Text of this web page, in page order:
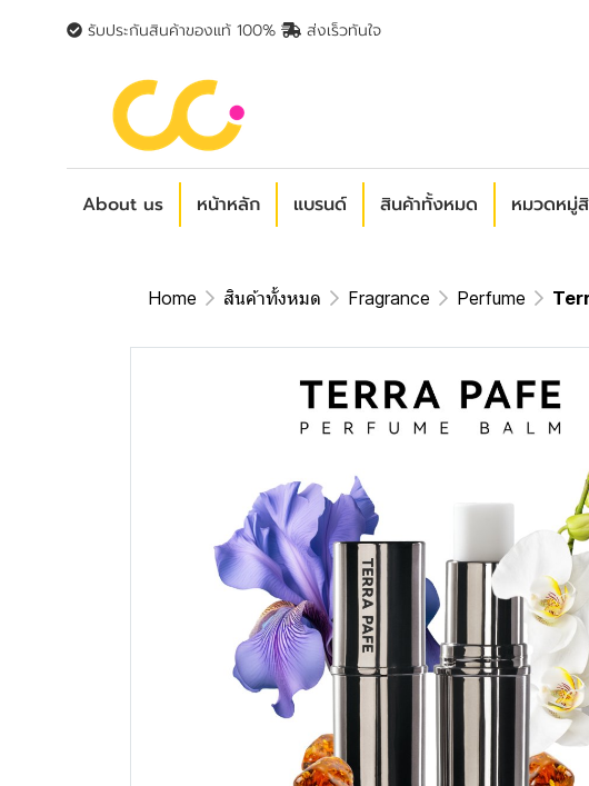
รับประกันสินค้าของแท้ 100% ส่งเร็วทันใจ
About us หน้าหลัก แบรนด์ สินค้าทั้งหมด หมวดหมู่
Home สินค้าทั้งหมด Fragrance Perfume